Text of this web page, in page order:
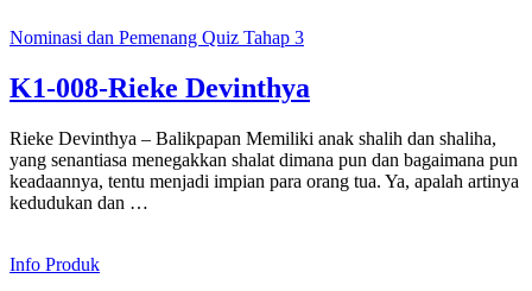
Nominasi dan Pemenang Quiz Tahap 3
K1-008-Rieke Devinthya
Rieke Devinthya – Balikpapan Memiliki anak shalih dan shaliha,
yang senantiasa menegakkan shalat dimana pun dan bagaimana pun
keadaannya, tentu menjadi impian para orang tua. Ya, apalah artinya
kedudukan dan …
Info Produk